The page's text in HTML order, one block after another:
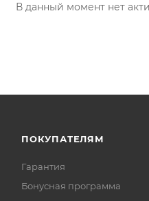
В данный момент нет
ПОКУПАТЕЛЯМ
Гарантия
Бонусная программа